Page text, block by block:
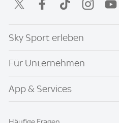
Sky Sport erleben
Für Unternehmen
App & Services